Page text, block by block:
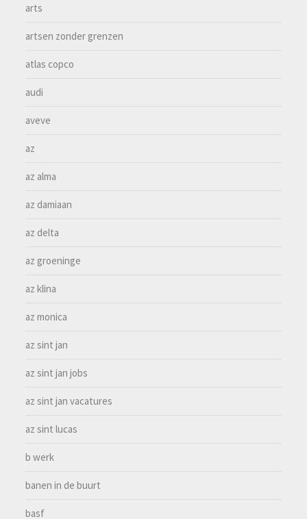
arts
artsen zonder grenzen
atlas copco
audi
aveve
az
az alma
az damiaan
az delta
az groeninge
az klina
az monica
az sint jan
az sint jan jobs
az sint jan vacatures
az sint lucas
b werk
banen in de buurt
basf